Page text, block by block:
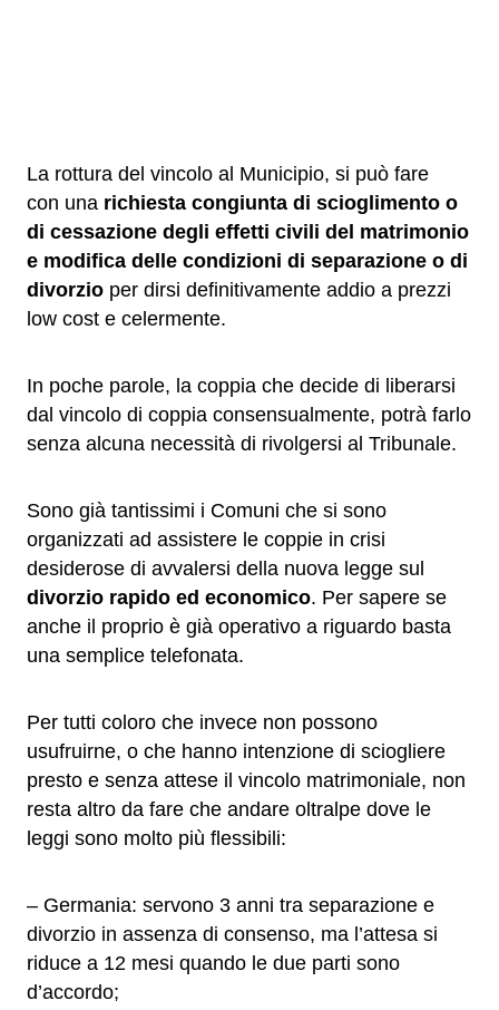
La rottura del vincolo al Municipio, si può fare
con una richiesta congiunta di scioglimento o
di cessazione degli effetti civili del matrimonio
e modifica delle condizioni di separazione o di
divorzio per dirsi definitivamente addio a prezzi
low cost e celermente.
In poche parole, la coppia che decide di liberarsi
dal vincolo di coppia consensualmente, potrà farlo
senza alcuna necessità di rivolgersi al Tribunale.
Sono già tantissimi i Comuni che si sono
organizzati ad assistere le coppie in crisi
desiderose di avvalersi della nuova legge sul
divorzio rapido ed economico. Per sapere se
anche il proprio è già operativo a riguardo basta
una semplice telefonata.
Per tutti coloro che invece non possono
usufruirne, o che hanno intenzione di sciogliere
presto e senza attese il vincolo matrimoniale, non
resta altro da fare che andare oltralpe dove le
leggi sono molto più flessibili:
– Germania: servono 3 anni tra separazione e
divorzio in assenza di consenso, ma l’attesa si
riduce a 12 mesi quando le due parti sono
d’accordo;